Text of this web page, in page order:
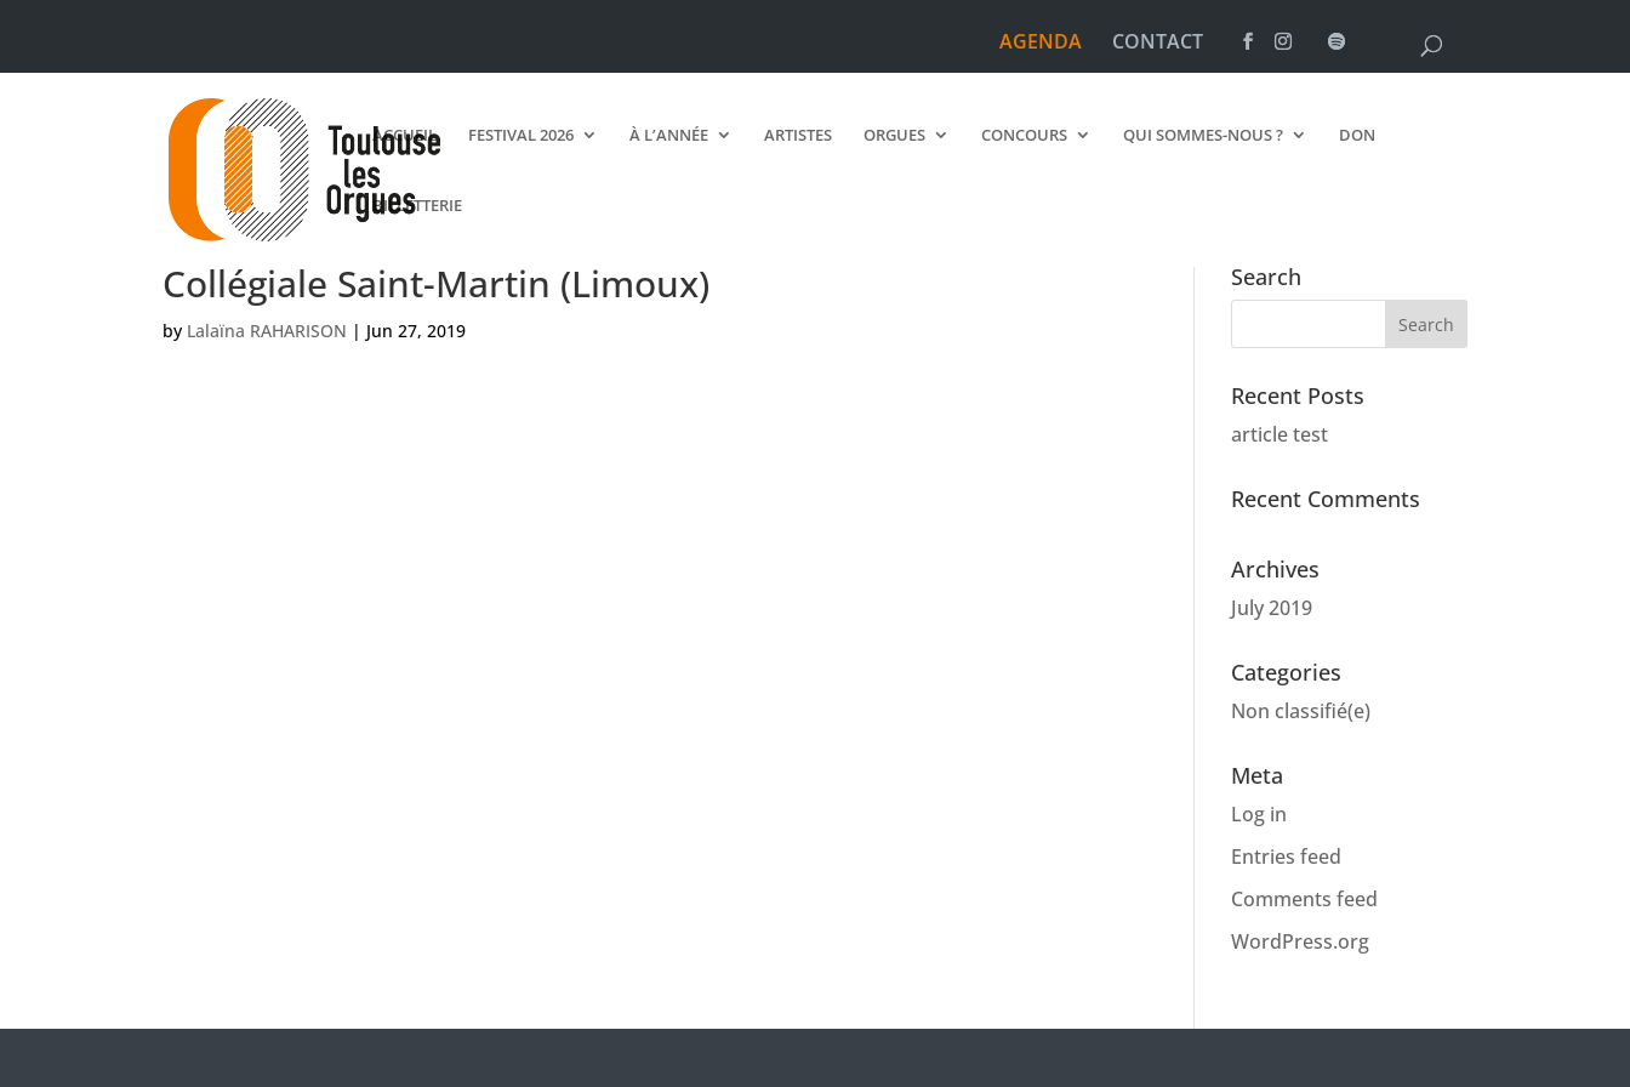
AGENDA CONTACT
ACCUEIL FESTIVAL 2026 À L’ANNÉE ARTISTES ORGUES CONCOURS QUI SOMMES-NOUS ? DON
BILLETTERIE
Collégiale Saint-Martin (Limoux)
by Lalaïna RAHARISON | Jun 27, 2019
Search
Recent Posts
article test
Recent Comments
Archives
July 2019
Categories
Non classifié(e)
Meta
Log in
Entries feed
Comments feed
WordPress.org